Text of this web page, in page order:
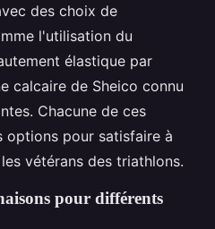
des choix de
l'utilisation du
élastique par
calcaire de Sheico connu
Chacune de ces
options pour satisfaire à
vétérans des triathlons.
pour différents